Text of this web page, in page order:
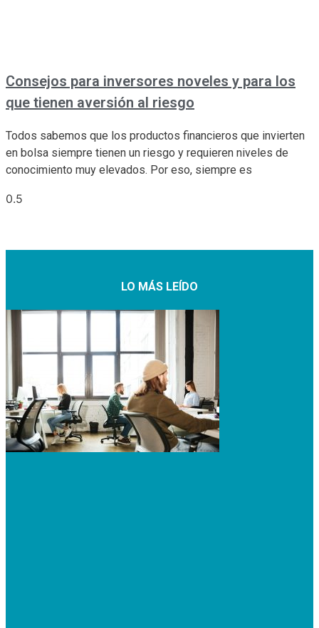
Consejos para inversores noveles y para los
que tienen aversión al riesgo
Todos sabemos que los productos financieros que invierten
en bolsa siempre tienen un riesgo y requieren niveles de
conocimiento muy elevados. Por eso, siempre es
LO MÁS LEÍDO